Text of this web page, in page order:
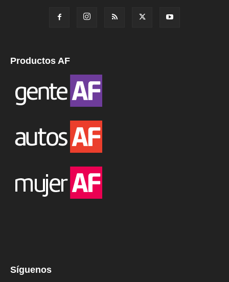
Productos AF
Síguenos